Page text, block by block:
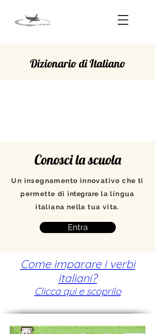
Dizionario di Italiano
Conosci la scuola
Un insegnamento innovativo che ti
permette diintegrare la lingua
italiana nella tua vita.
Entra
Come imparare i verbi
italiani?
Clicca qui e scoprilo